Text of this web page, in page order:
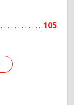
105